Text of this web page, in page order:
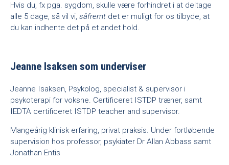
Hvis du, fx pga. sygdom, skulle være forhindret i at deltage
alle 5 dage, så vil vi, såfremt det er muligt for os tilbyde, at
du kan indhente det på et andet hold.
Jeanne Isaksen som underviser
Jeanne Isaksen, Psykolog, specialist & supervisor i
psykoterapi for voksne. Certificeret ISTDP træner, samt
IEDTA certificeret ISTDP teacher and supervisor.
Mangeårig klinisk erfaring, privat praksis. Under fortløbende
supervision hos professor, psykiater Dr Allan Abbass samt
Jonathan Entis